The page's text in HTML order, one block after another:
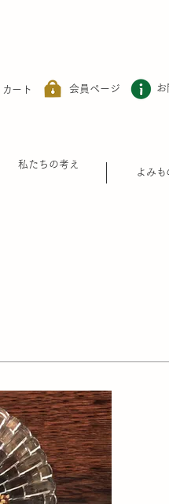
カート ​会員ページ お
私たちの考え
よみも